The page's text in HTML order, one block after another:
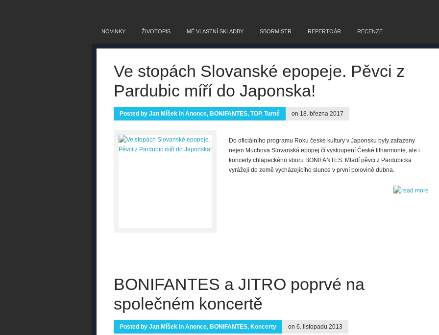
NOVINKY ŽIVOTOPIS MÉ VLASTNÍ SKLADBY SBORMISTR REPERTOÁR RECENZE
Ve stopách Slovanské epopeje. Pěvci z
Pardubic míří do Japonska!
Posted by Jan Míšek in Anonce, BONIFANTES, TOP, Turné on 18. března 2017
Do oficiálního programu Roku české kultury v Japonsku byly zařazeny
nejen Muchova Slovanská epopej čí vystoupení České filharmonie, ale i
koncerty chlapeckého sboru BONIFANTES. Mladí pěvci z Pardubicka
vyrážejí do země vycházejícího slunce v první polovině dubna.
BONIFANTES a JITRO poprvé na
společném koncertě
Posted by Jan Míšek in Anonce, BONIFANTES, Koncerty on 6. listopadu 2013